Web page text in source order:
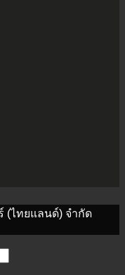
(ไทยแลนด์) จำกัด